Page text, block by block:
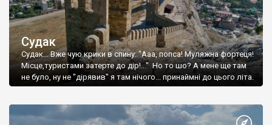
Судак
Судак... Вже чую крики в спину: "Ааа, попса! Муляжна фортеця!
Місце,туристами затерте до дір!..." Но то шо? А мене ще там
не було, ну не "дірявив" я там нічого... принаймні до цього літа.